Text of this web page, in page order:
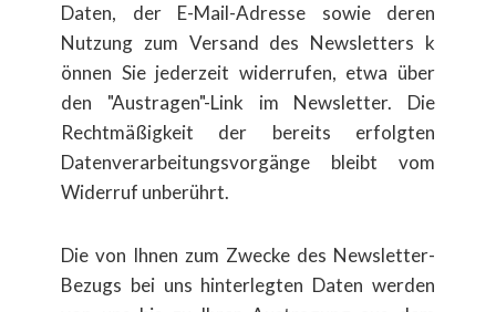
Daten, der E-Mail-Adresse sowie deren
Nutzung zum Versand des Newsletters k​
önnen Sie jederzeit widerrufen, etwa über
den "Austragen"-Link im Newsletter. Die
Rechtm​äßigkeit der bereits erfolgten
Datenverarbeitungsvorgänge bleibt vom
Widerruf unberührt.
Die von Ihnen zum Zwecke des Newsletter-
Bezugs bei uns hinterlegten Daten werden